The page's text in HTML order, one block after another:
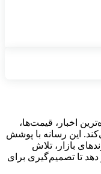
تازه‌ترین اخبار، قیمت‌ها،
این رسانه با پوشش
بازار، تلاش
تا تصمیم‌گیری برای